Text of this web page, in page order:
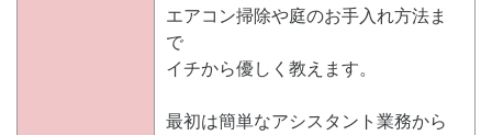
エアコン掃除や庭のお手入れ方法ま
で
イチから優しく教えます。
最初は簡単なアシスタント業務から